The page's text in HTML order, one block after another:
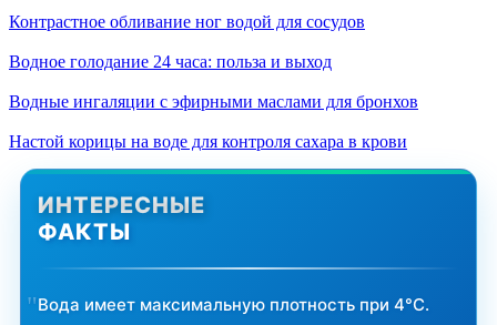
Контрастное обливание ног водой для сосудов
Водное голодание 24 часа: польза и выход
Водные ингаляции с эфирными маслами для бронхов
Настой корицы на воде для контроля сахара в крови
ИНТЕРЕСНЫЕ
ФАКТЫ
Вода имеет максимальную плотность при 4°C.